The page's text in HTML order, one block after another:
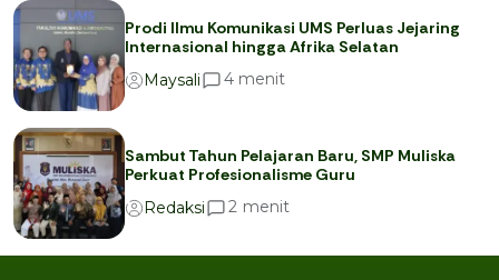
Prodi Ilmu Komunikasi UMS Perluas Jejaring
Internasional hingga Afrika Selatan
Maysali
4 menit
Sambut Tahun Pelajaran Baru, SMP Muliska
Perkuat Profesionalisme Guru
Redaksi
2 menit